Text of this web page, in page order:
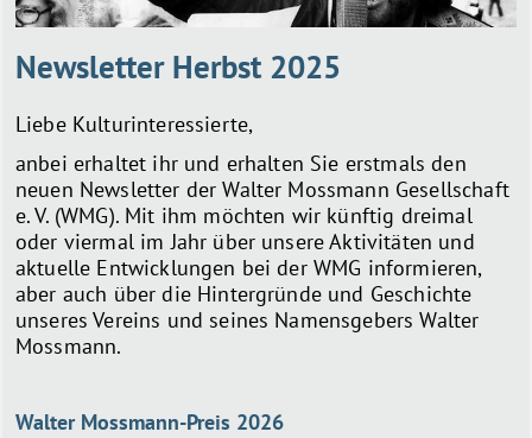
Newsletter Herbst 2025
Liebe Kulturinteressierte,
anbei erhaltet ihr und erhalten Sie erstmals den
neuen Newsletter der Walter Mossmann Gesellschaft
e. V. (WMG). Mit ihm möchten wir künftig dreimal
oder viermal im Jahr über unsere Aktivitäten und
aktuelle Entwicklungen bei der WMG informieren,
aber auch über die Hintergründe und Geschichte
unseres Vereins und seines Namensgebers Walter
Mossmann.
Walter Mossmann-Preis 2026